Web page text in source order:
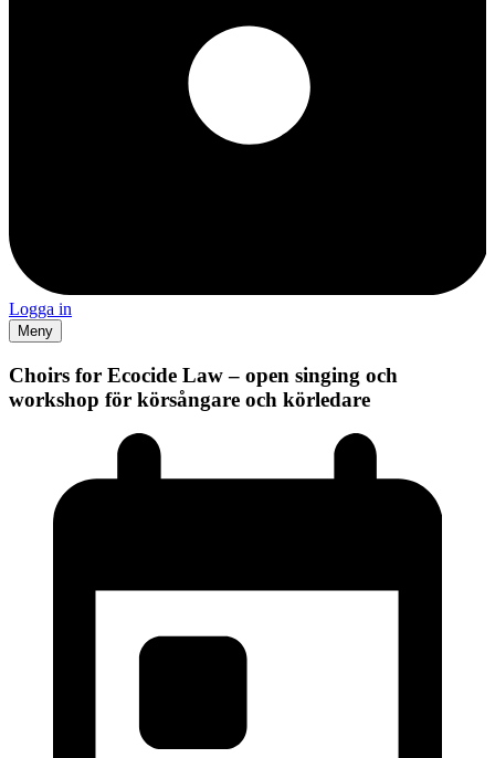
Logga in
Meny
Choirs for Ecocide Law – open singing och
workshop för körsångare och körledare